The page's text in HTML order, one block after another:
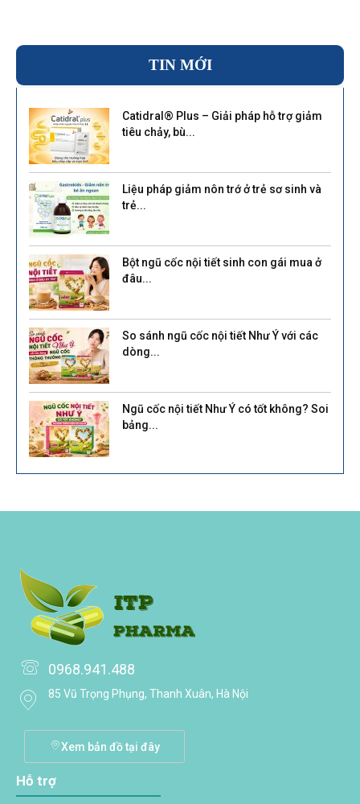
TIN MỚI
Catidral® Plus – Giải pháp hỗ trợ giảm
tiêu chảy, bù...
Liệu pháp giảm nôn trớ ở trẻ sơ sinh và
trẻ...
Bột ngũ cốc nội tiết sinh con gái mua ở
đâu...
So sánh ngũ cốc nội tiết Như Ý với các
dòng...
Ngũ cốc nội tiết Như Ý có tốt không? Soi
bảng...
0968.941.488
85 Vũ Trọng Phụng, Thanh Xuân, Hà Nội
Xem bản đồ tại đây
Hỗ trợ